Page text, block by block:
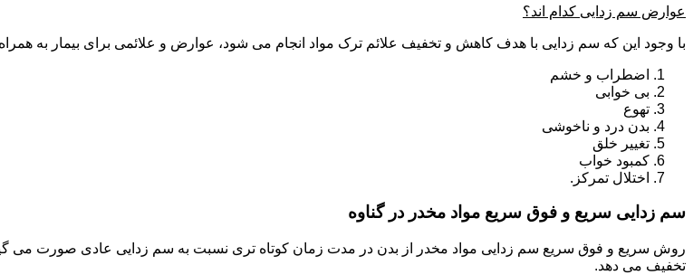
عوارض سم زدایی کدام اند؟
با وجود این که سم زدایی با هدف کاهش و تخفیف علائم ترک مواد انجام می شود، عوارض و علائمی برای بیمار به
اضطراب و خشم
بی خوابی
تهوع
بدن درد و ناخوشی
تغییر خلق
کمبود خواب
اختلال تمرکز.
سم زدایی سریع و فوق سریع مواد مخدر در گناوه
روش سریع و فوق سریع سم زدایی مواد مخدر از بدن در مدت زمان کوتاه تری نسبت به سم زدایی عادی صورت می
تخفیف می دهد.